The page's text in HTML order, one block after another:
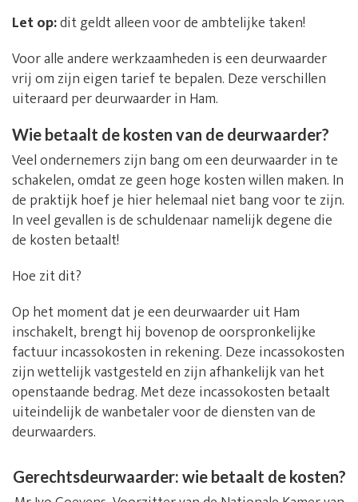
Let op:dit geldt alleen voor de ambtelijke taken!
Voor alle andere werkzaamheden is een deurwaarder
vrij om zijn eigen tarief te bepalen. Deze verschillen
uiteraard per deurwaarder in Ham.
Wie betaalt de kosten van de deurwaarder?
Veel ondernemers zijn bang om een deurwaarder in te
schakelen, omdat ze geen hoge kosten willen maken. In
de praktijk hoef je hier helemaal niet bang voor te zijn.
In veel gevallen is de schuldenaar namelijk degene die
de kosten betaalt!
Hoe zit dit?
Op het moment dat je een deurwaarder uit Ham
inschakelt, brengt hij bovenop de oorspronkelijke
factuur incassokosten in rekening. Deze incassokosten
zijn wettelijk vastgesteld en zijn afhankelijk van het
openstaande bedrag. Met deze incassokosten betaalt
uiteindelijk de wanbetaler voor de diensten van de
deurwaarders.
Gerechtsdeurwaarder: wie betaalt de kosten?